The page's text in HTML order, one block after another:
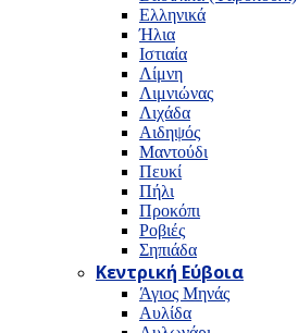
Ελληνικά
Ήλια
Ιστιαία
Λίμνη
Λιμνιώνας
Λιχάδα
Αιδηψός
Μαντούδι
Πευκί
Πήλι
Προκόπι
Ροβιές
Σηπιάδα
Κεντρική Εύβοια
Άγιος Μηνάς
Αυλίδα